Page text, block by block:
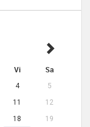
Vi Sa
4
5
11
12
18
19